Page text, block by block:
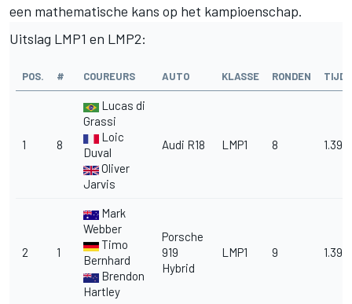
een mathematische kans op het kampioenschap.
Uitslag LMP1 en LMP2:
POS. # COUREURS AUTO KLASSE RONDEN TIJD
1 8
Lucas di
Grassi
Loic
Duval
Oliver
Jarvis
Audi R18 LMP1 8
2 1
Mark
Webber
Timo
Bernhard
Brendon
Hartley
Porsche
919
Hybrid
LMP1 9